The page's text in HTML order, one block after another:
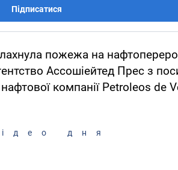
Підписатися
пожежа на
Ассошіейтед Прес з
компанії Petroleos de
дня